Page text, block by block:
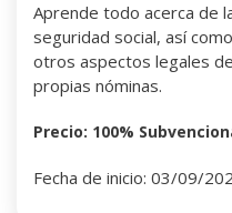
Aprende todo acerca de
seguridad social, así
otros aspectos legales
propias nóminas.
Precio: 100%
Fecha de inicio: 03/09/